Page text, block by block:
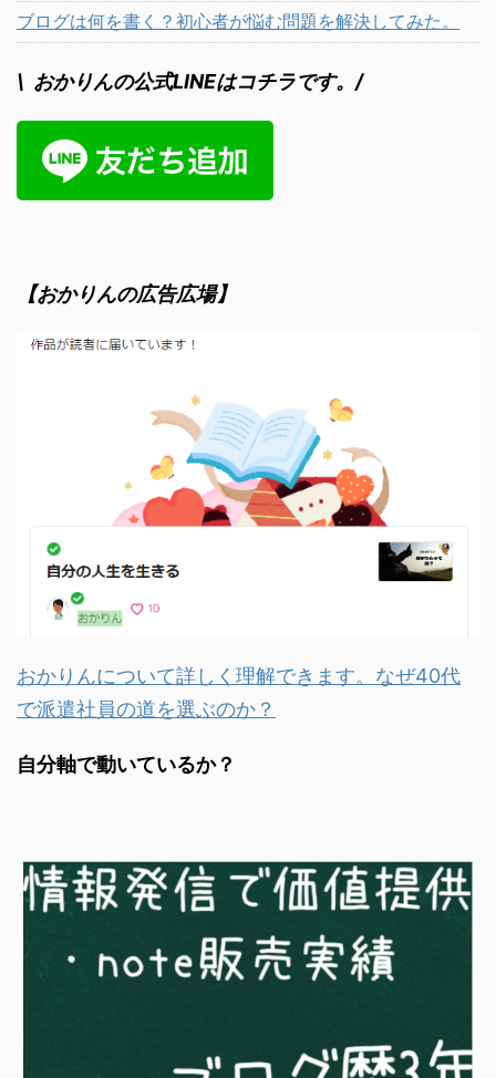
ブログは何を書く？初心者が悩む問題を解決してみた。
\ おかりんの公式LINEはコチラです。/
【おかりんの広告広場】
おかりんについて詳しく理解できます。なぜ40代
で派遣社員の道を選ぶのか？
自分軸で動いているか？